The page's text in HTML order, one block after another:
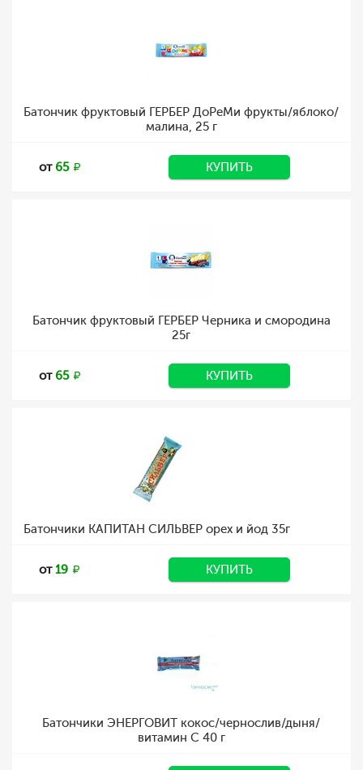
Батончик фруктовый ГЕРБЕР ДоРеМи фрукты/яблоко/
малина, 25 г
от65 КУПИТЬ
Батончик фруктовый ГЕРБЕР Черника и смородина
25г
от65 КУПИТЬ
Батончики КАПИТАН СИЛЬВЕР орех и йод 35г
от19 КУПИТЬ
Батончики ЭНЕРГОВИТ кокос/чернослив/дыня/
витамин С 40 г